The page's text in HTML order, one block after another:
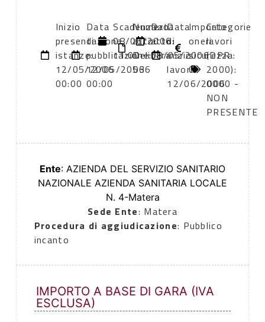
Inizio
presentazione
istanze:
12/05/2006
00:00
Data
di
pubblicazione:
12/05/2006
00:00
Scadenza:
08/06/2006
11:00
Numero
atto:
Delibera
536
Data
atto:
08/05/2006
Data
di
inizio
lavori:
12/06/2006
Importo
oneri
sicurezza:
0
Categorie
lavori
(DPR
2000):
0000 -
NON
PRESENTE
Ente: AZIENDA DEL SERVIZIO SANITARIO
NAZIONALE AZIENDA SANITARIA LOCALE
N. 4-Matera
Sede Ente: Matera
Procedura di aggiudicazione: Pubblico
incanto
IMPORTO A BASE DI GARA (IVA
ESCLUSA)